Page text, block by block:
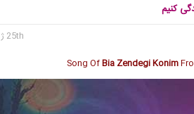
کنیم
25th ژوئن 2020
Song OfBia Zendegi Konim